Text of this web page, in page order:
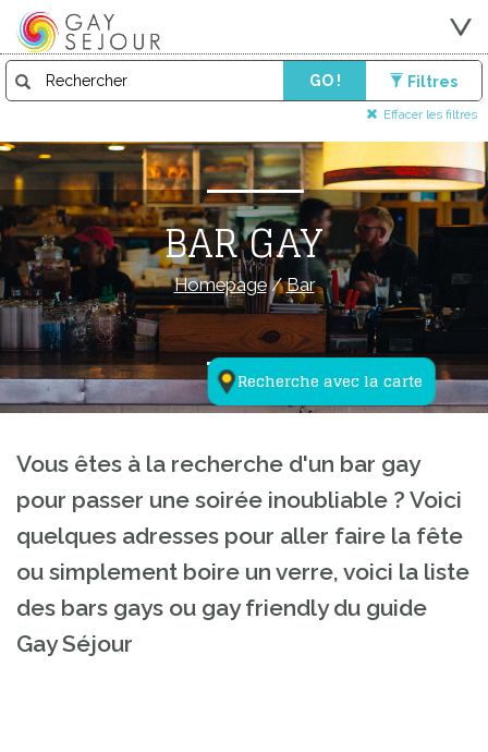
GO ! Filtres
Effacer les filtres
Recherche avec la carte
BAR GAY
Homepage/Bar
Vous êtes à la recherche d'un bar gay
pour passer une soirée inoubliable ? Voici
quelques adresses pour aller faire la fête
ou simplement boire un verre, voici la liste
des bars gays ou gay friendly du guide
Gay Séjour